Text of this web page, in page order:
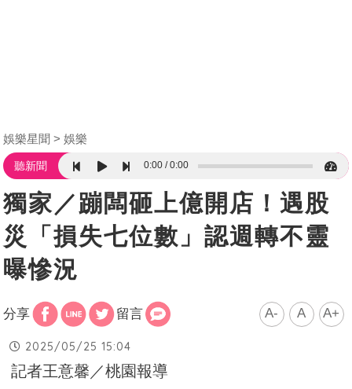
娛樂星聞 娛樂
聽新聞 0:00 0:00
獨家／蹦闆砸上億開店！遇股
災「損失七位數」認週轉不靈
曝慘況
分享 留言 A- A A+
2025/05/25 15:04
記者王意馨／桃園報導